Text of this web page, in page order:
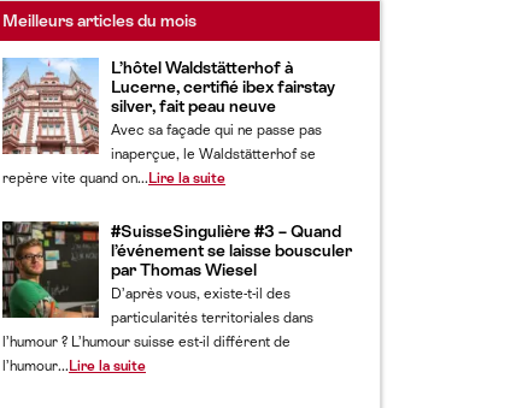
Meilleurs articles du mois
L’hôtel Waldstätterhof à
Lucerne, certifié ibex fairstay
silver, fait peau neuve
Avec sa façade qui ne passe pas
inaperçue, le Waldstätterhof se
repère vite quand on... Lire la suite
#SuisseSingulière #3 – Quand
l’événement se laisse bousculer
par Thomas Wiesel
D’après vous, existe-t-il des
particularités territoriales dans
l’humour ? L’humour suisse est-il différent de
l’humour... Lire la suite